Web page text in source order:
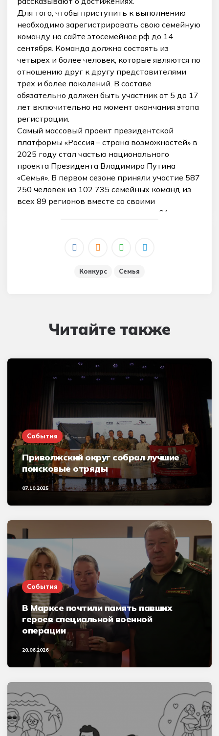
Для того, чтобы приступить к выполнению
необходимо зарегистрировать свою семейную
команду на сайте этосемейное.рф до 14
сентября. Команда должна состоять из
четырех и более человек, которые являются по
отношению друг к другу представителями
трех и более поколений. В составе
обязательно должен быть участник от 5 до 17
лет включительно на момент окончания этапа
регистрации.
Самый массовый проект президентской
платформы «Россия – страна возможностей» в
2025 году стал частью национального
проекта Президента Владимира Путина
«Семья». В первом сезоне приняли участие 587
250 человек из 102 735 семейных команд из
всех 89 регионов вместе со своими
родственниками, проживающими в 81 стране.
Конкурс Семья
Читайте также
События
Приволжский округ собрал лучшие
поисковые отряды
07.10.2025
События
В Марксе почтили память павших
героев специальной военной
операции
20.06.2026